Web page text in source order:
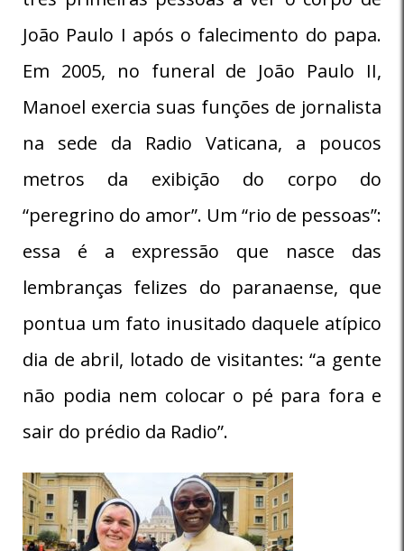
João Paulo I após o falecimento do papa.
Em 2005, no funeral de João Paulo II,
Manoel exercia suas funções de jornalista
na sede da Radio Vaticana, a poucos
metros da exibição do corpo do
“peregrino do amor”. Um “rio de pessoas”:
essa é a expressão que nasce das
lembranças felizes do paranaense, que
pontua um fato inusitado daquele atípico
dia de abril, lotado de visitantes: “a gente
não podia nem colocar o pé para fora e
sair do prédio da Radio”.